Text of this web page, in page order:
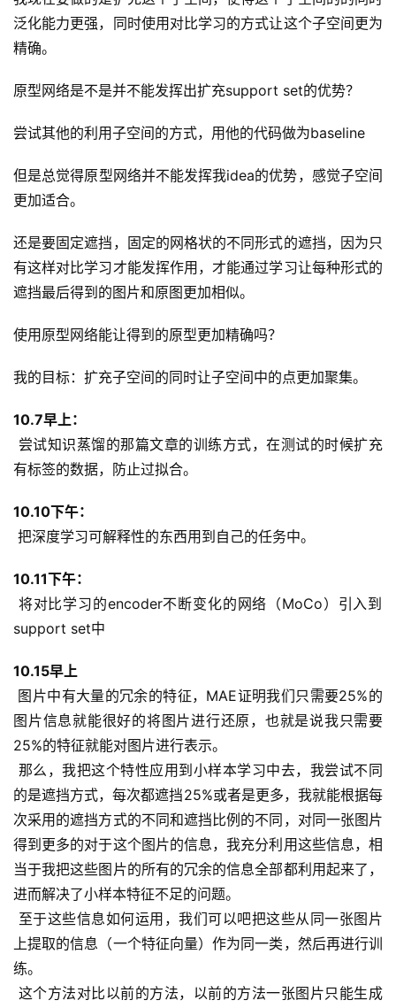
泛化能力更强，同时使用对比学习的方式让这个子空间更为
精确。
原型网络是不是并不能发挥出扩充support set的优势？
尝试其他的利用子空间的方式，用他的代码做为baseline
但是总觉得原型网络并不能发挥我idea的优势，感觉子空间
更加适合。
还是要固定遮挡，固定的网格状的不同形式的遮挡，因为只
有这样对比学习才能发挥作用，才能通过学习让每种形式的
遮挡最后得到的图片和原图更加相似。
使用原型网络能让得到的原型更加精确吗？
我的目标：扩充子空间的同时让子空间中的点更加聚集。
10.7早上：
有标签的数据，防止过拟合。
10.10下午：
把深度学习可解释性的东西用到自己的任务中。
10.11下午：
support set中
10.15早上
图片信息就能很好的将图片进行还原，也就是说我只需要
25%的特征就能对图片进行表示。
的是遮挡方式，每次都遮挡25%或者是更多，我就能根据每
次采用的遮挡方式的不同和遮挡比例的不同，对同一张图片
得到更多的对于这个图片的信息，我充分利用这些信息，相
当于我把这些图片的所有的冗余的信息全部都利用起来了，
进而解决了小样本特征不足的问题。
上提取的信息（一个特征向量）作为同一类，然后再进行训
练。